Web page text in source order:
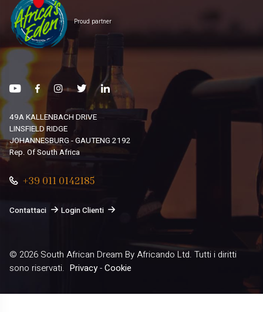
Proud partner
49A KALLENBACH DRIVE
LINSFIELD RIDGE
JOHANNESBURG - GAUTENG 2192
Rep. Of South Africa
+39 011 0142185
Contattaci Login Clienti
© 2026 South African Dream By Africando Ltd. Tutti i diritti
sono riservati. Privacy-Cookie